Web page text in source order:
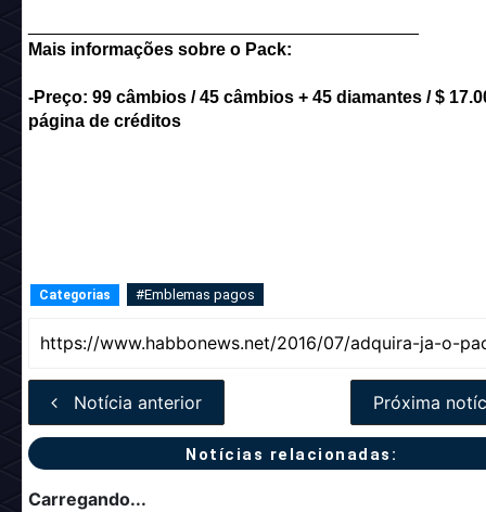
Mais informações sobre o Pack:
-Preço: 99 câmbios / 45 câmbios + 45 diamantes / $
página de créditos
Categorias #Emblemas pagos
Notícia anterior Próxima
Notícias relacionadas:
Carregando...